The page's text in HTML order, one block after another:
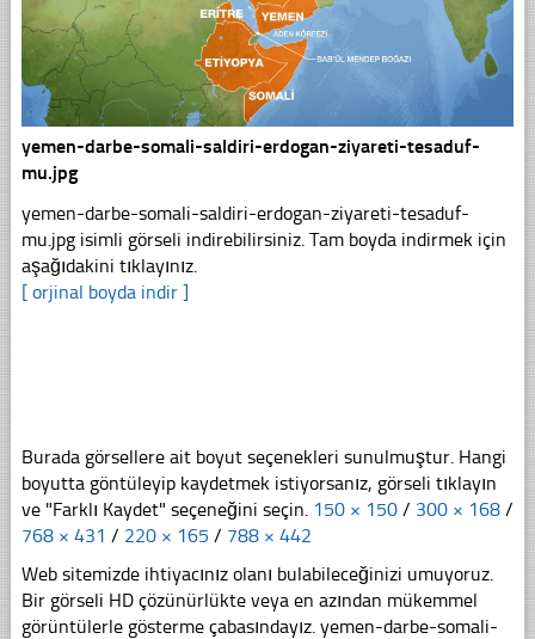
yemen-darbe-somali-saldiri-erdogan-ziyareti-tesaduf-
mu.jpg
yemen-darbe-somali-saldiri-erdogan-ziyareti-tesaduf-
mu.jpg isimli görseli indirebilirsiniz. Tam boyda indirmek için
aşağıdakini tıklayınız.
[ orjinal boyda indir ]
Burada görsellere ait boyut seçenekleri sunulmuştur. Hangi
boyutta göntüleyip kaydetmek istiyorsanız, görseli tıklayın
ve "Farklı Kaydet" seçeneğini seçin. 150 × 150 / 300 × 168 /
768 × 431 / 220 × 165 / 788 × 442
Web sitemizde ihtiyacınız olanı bulabileceğinizi umuyoruz.
Bir görseli HD çözünürlükte veya en azından mükemmel
görüntülerle gösterme çabasındayız. yemen-darbe-somali-